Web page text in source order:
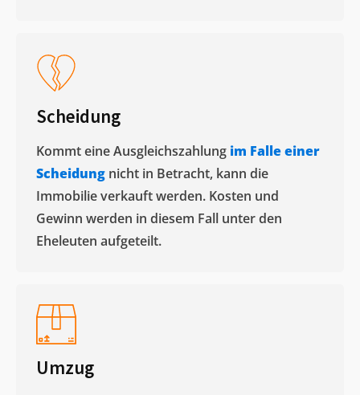
Scheidung
Kommt eine Ausgleichszahlung im Falle einer
Scheidung nicht in Betracht, kann die
Immobilie verkauft werden. Kosten und
Gewinn werden in diesem Fall unter den
Eheleuten aufgeteilt.​
Umzug